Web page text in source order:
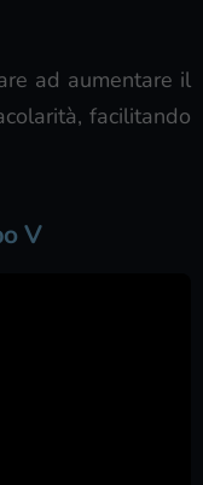
ad aumentare il
facilitando
V